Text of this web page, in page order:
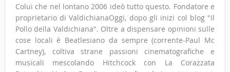
Colui che nel lontano 2006 ideò tutto questo. Fondatore e
proprietario di ValdichianaOggi, dopo gli inizi col blog "Il
Pollo della Valdichiana". Oltre a dispensare opinioni sulle
cose locali è Beatlesiano da sempre (corrente-Paul Mc
Cartney), coltiva strane passioni cinematografiche e
musicali mescolando Hitchcock con La Corazzata